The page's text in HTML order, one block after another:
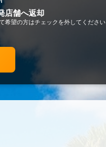
店舗へ返却
希望の方はチェックを外してください